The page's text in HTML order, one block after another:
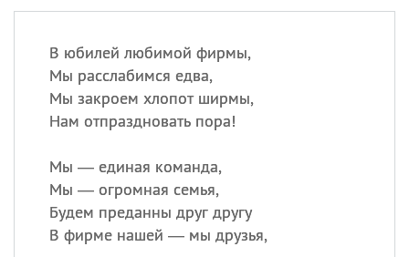
В юбилей любимой фирмы,
Мы расслабимся едва,
Мы закроем хлопот ширмы,
Нам отпраздновать пора!
Мы — единая команда,
Мы — огромная семья,
Будем преданны друг другу
В фирме нашей — мы друзья,